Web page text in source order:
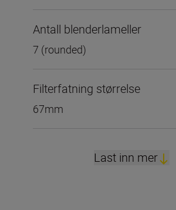
Antall blenderlameller
7 (rounded)
Filterfatning størrelse
67mm
Last inn mer